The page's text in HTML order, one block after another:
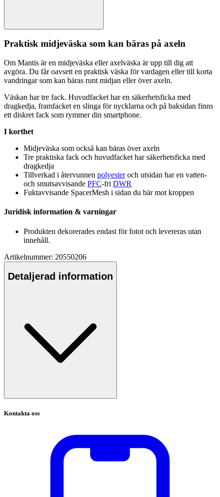
Praktisk midjeväska som kan bäras på axeln
Om Mantis är en midjeväska eller axelväska är upp till dig att
avgöra. Du får oavsett en praktisk väska för vardagen eller till korta
vandringar som kan bäras runt midjan eller över axeln.
Väskan har tre fack. Huvudfacket har en säkerhetsficka med
dragkedja, framfacket en slinga för nycklarna och på baksidan finns
ett diskret fack som rymmer din smartphone.
I korthet
Midjeväska som också kan bäras över axeln
Tre praktiska fack och huvudfacket har säkerhetsficka med
dragkedja
Tillverkad i återvunnen polyesteroch utsidan har en vatten-
och smutsavvisande PFC-fri DWR
Fuktavvisande SpacerMesh i sidan du bär mot kroppen
Juridisk information & varningar
Produkten dekorerades endast för fotot och levereras utan
innehåll.
Artikelnummer: 20550206
Detaljerad information
Kontakta oss